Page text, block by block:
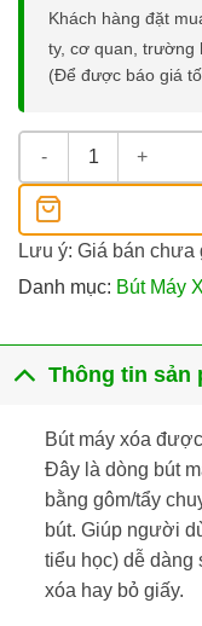
Khách hàng đặt
ty, cơ quan, trường
(Để được báo giá
Mazzic Thiên Long
Lưu ý: Giá bán chưa
Danh mục: Bút Máy
Thông tin sản
Bút máy xóa
Đây là dòng bút
bằng gôm/tẩy
bút. Giúp người
tiểu học) dễ dàng
xóa hay bỏ giấy.